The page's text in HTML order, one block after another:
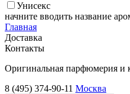
Унисекс
начните вводить название
Главная
Доставка
Контакты
Оригинальная парфюмерия и
8 (495) 374-90-11 Москва